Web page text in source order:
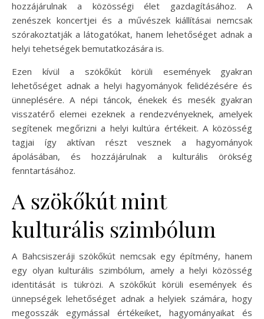
hozzájárulnak a közösségi élet gazdagításához. A
zenészek koncertjei és a művészek kiállításai nemcsak
szórakoztatják a látogatókat, hanem lehetőséget adnak a
helyi tehetségek bemutatkozására is.
Ezen kívül a szökőkút körüli események gyakran
lehetőséget adnak a helyi hagyományok felidézésére és
ünneplésére. A népi táncok, énekek és mesék gyakran
visszatérő elemei ezeknek a rendezvényeknek, amelyek
segítenek megőrizni a helyi kultúra értékeit. A közösség
tagjai így aktívan részt vesznek a hagyományok
ápolásában, és hozzájárulnak a kulturális örökség
fenntartásához.
A szökőkút mint
kulturális szimbólum
A Bahcsiszeráji szökőkút nemcsak egy építmény, hanem
egy olyan kulturális szimbólum, amely a helyi közösség
identitását is tükrözi. A szökőkút körüli események és
ünnepségek lehetőséget adnak a helyiek számára, hogy
megosszák egymással értékeiket, hagyományaikat és